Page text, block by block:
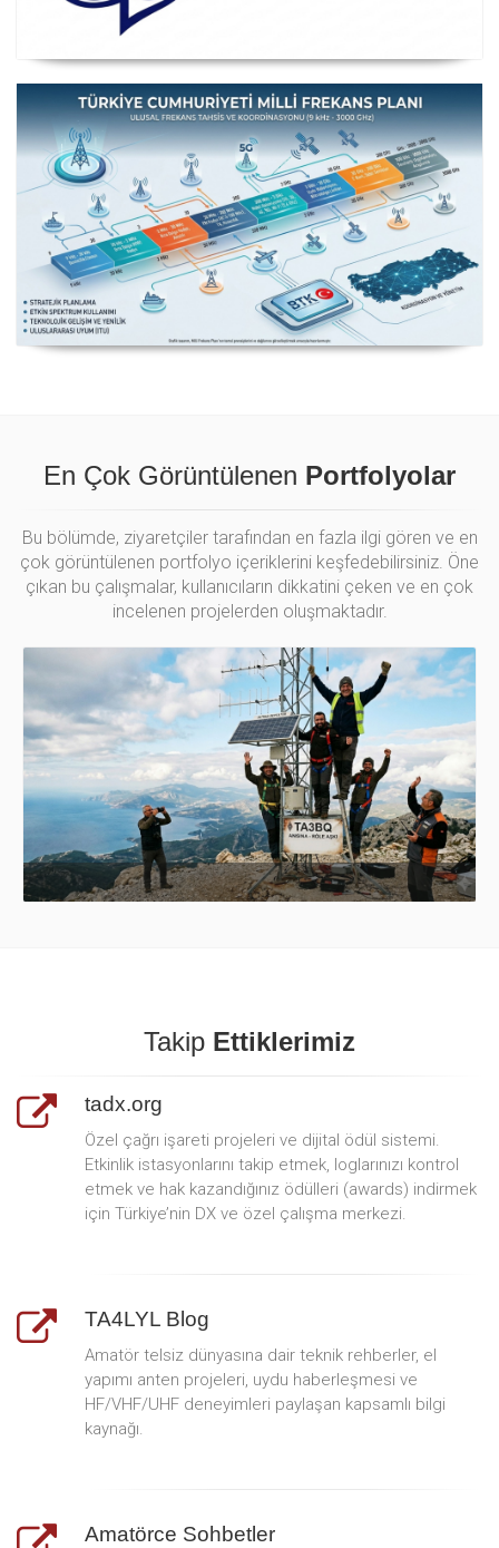
Posta ve Telekomünikasyon İdareleri Avrupa Konferansı
Milli Frekans Planı
En Çok Görüntülenen Portfolyolar
Bu bölümde, ziyaretçiler tarafından en fazla ilgi gören ve en
çok görüntülenen portfolyo içeriklerini keşfedebilirsiniz. Öne
çıkan bu çalışmalar, kullanıcıların dikkatini çeken ve en çok
incelenen projelerden oluşmaktadır.
Takip Ettiklerimiz
tadx.org
Özel çağrı işareti projeleri ve dijital ödül sistemi.
Etkinlik istasyonlarını takip etmek, loglarınızı kontrol
etmek ve hak kazandığınız ödülleri (awards) indirmek
için Türkiye’nin DX ve özel çalışma merkezi.
TA4LYL Blog
Amatör telsiz dünyasına dair teknik rehberler, el
yapımı anten projeleri, uydu haberleşmesi ve
HF/VHF/UHF deneyimleri paylaşan kapsamlı bilgi
kaynağı.
Amatörce Sohbetler